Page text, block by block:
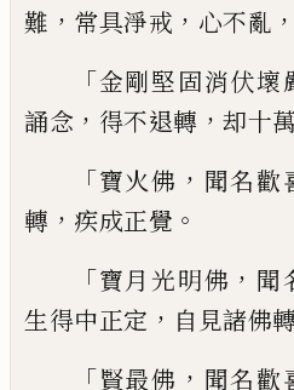
難 ， 常具淨戒 ， 心不亂 ，
「金剛堅固消伏壞
誦念 ， 得不退轉 ， 却十
「寶火佛 ， 聞名歡
轉 ， 疾成正覺 。
「寶月光明佛 ， 聞
生得中正定 ， 自見諸佛
「賢最佛 ， 聞名歡